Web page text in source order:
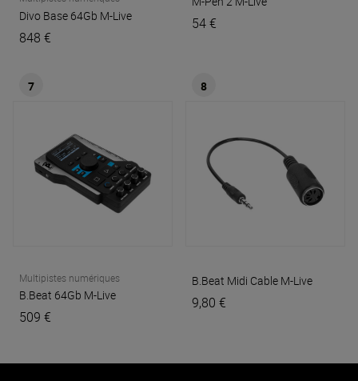
Divo Base 64Gb M-Live
848 €
54 €
7
Multipistes numériques
B.Beat 64Gb M-Live
509 €
8
B.Beat Midi Cable M-Live
9,80 €